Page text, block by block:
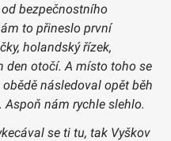
bezpečnostního
to přineslo první
holandský řízek,
den otočí. A místo toho se
následoval opět běh
nám rychle slehlo.
se ti tu, tak Vyškov